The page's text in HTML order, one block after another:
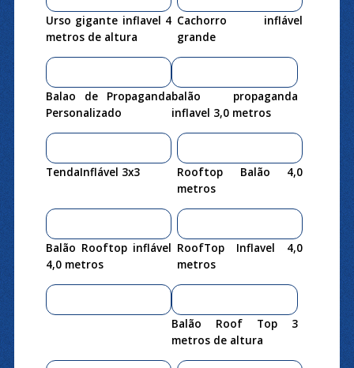
Urso gigante inflavel 4
metros de altura
Cachorro inflável
grande
Balao de Propaganda
Personalizado
balão propaganda
inflavel 3,0 metros
TendaInflável 3x3
Rooftop Balão 4,0
metros
Balão Rooftop inflável
4,0 metros
RoofTop Inflavel 4,0
metros
Balão Roof Top 3
metros de altura